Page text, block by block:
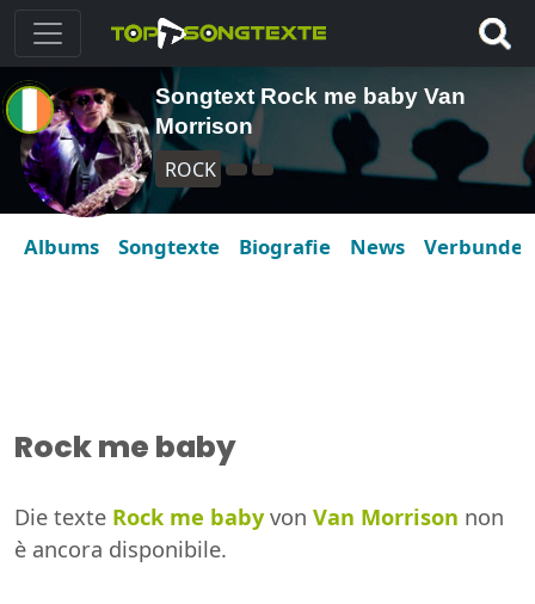
Songtext Rock me baby Van
Morrison
ROCK
Albums Songtexte Biografie News Verbunden
Rock me baby
Die texte Rock me babyvon Van Morrison non
è ancora disponibile.